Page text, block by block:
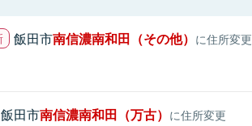
飯田市南信濃南和田（その他） に住所変更
飯田市南信濃南和田（万古） に住所変更